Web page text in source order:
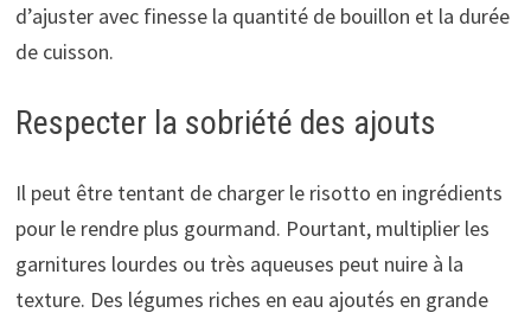
d’ajuster avec finesse la quantité de bouillon et la durée
de cuisson.
Respecter la sobriété des ajouts
Il peut être tentant de charger le risotto en ingrédients
pour le rendre plus gourmand. Pourtant, multiplier les
garnitures lourdes ou très aqueuses peut nuire à la
texture. Des légumes riches en eau ajoutés en grande